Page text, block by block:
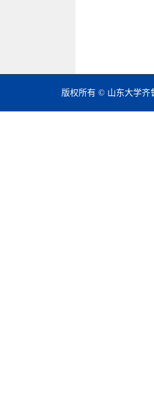
版权所有 © 山东大学